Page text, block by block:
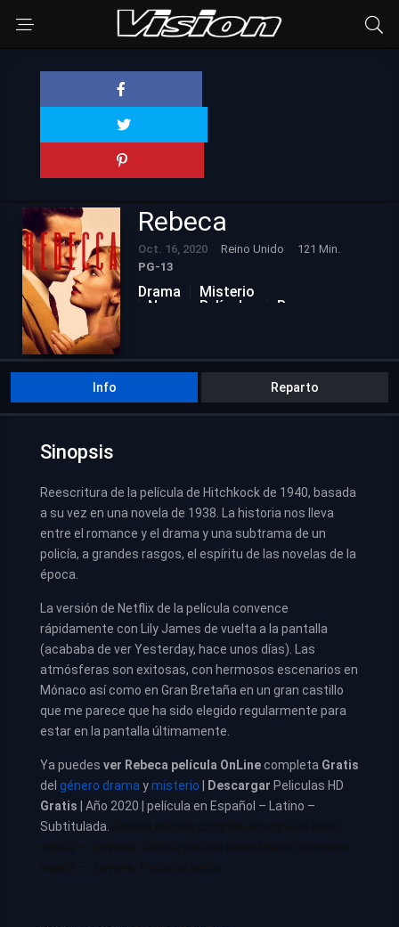
Rebeca
Oct. 16, 2020 Reino Unido
121 Min.
PG-13
Drama
Misterio
Nuevas Películas
Romance
Info Reparto
Sinopsis
Reescritura de la película de Hitchkock de 1940, basada
a su vez en una novela de 1938. La historia nos lleva
entre el romance y el drama y una subtrama de un
policía, a grandes rasgos, el espíritu de las novelas de la
época.
La versión de Netflix de la película convence
rápidamente con Lily James de vuelta a la pantalla
(acababa de ver Yesterday, hace unos días). Las
atmósferas son exitosas, con hermosos escenarios en
Mónaco así como en Gran Bretaña en un gran castillo
que me parece que ha sido elegido regularmente para
estar en la pantalla últimamente.
Ya puedes ver Rebeca película OnLinecompleta Gratis
del género drama ymisterio Descargar Peliculas HD
Gratis | Año 2020 | película en Español – Latino –
Subtitulada.